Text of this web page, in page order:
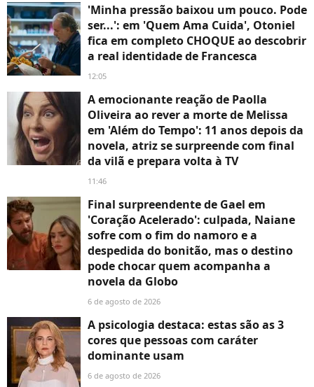
'Minha pressão baixou um pouco. Pode
ser...': em 'Quem Ama Cuida', Otoniel
fica em completo CHOQUE ao descobrir
a real identidade de Francesca
12:05
A emocionante reação de Paolla
Oliveira ao rever a morte de Melissa
em 'Além do Tempo': 11 anos depois da
novela, atriz se surpreende com final
da vilã e prepara volta à TV
11:46
Final surpreendente de Gael em
'Coração Acelerado': culpada, Naiane
sofre com o fim do namoro e a
despedida do bonitão, mas o destino
pode chocar quem acompanha a
novela da Globo
6 de agosto de 2026
A psicologia destaca: estas são as 3
cores que pessoas com caráter
dominante usam
6 de agosto de 2026